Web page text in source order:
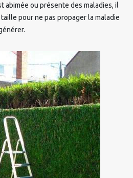
abimée ou présente des maladies, il
pour ne pas propager la maladie